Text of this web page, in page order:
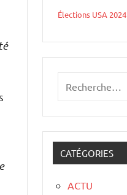
Élections USA 2024
CATÉGORIES
ACTU